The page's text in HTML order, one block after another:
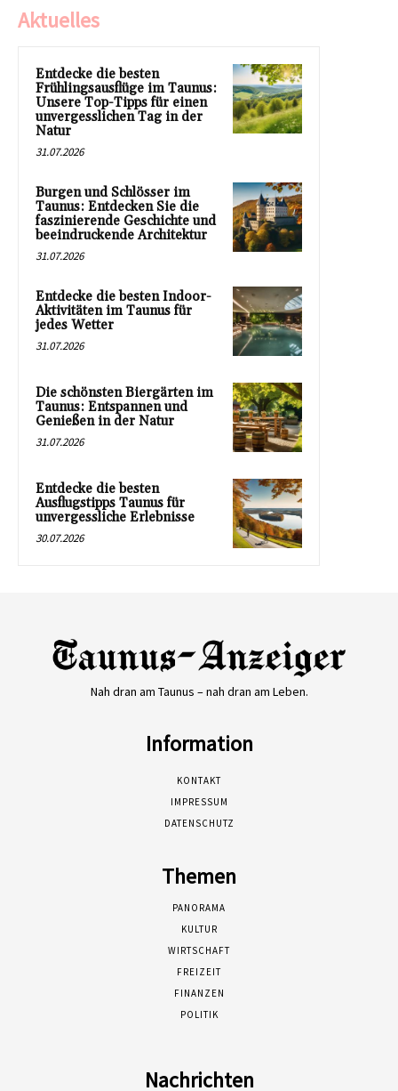
Aktuelles
Entdecke die besten
Frühlingsausflüge im Taunus:
Unsere Top-Tipps für einen
unvergesslichen Tag in der
Natur
31.07.2026
Burgen und Schlösser im
Taunus: Entdecken Sie die
faszinierende Geschichte und
beeindruckende Architektur
31.07.2026
Entdecke die besten Indoor-
Aktivitäten im Taunus für
jedes Wetter
31.07.2026
Die schönsten Biergärten im
Taunus: Entspannen und
Genießen in der Natur
31.07.2026
Entdecke die besten
Ausflugstipps Taunus für
unvergessliche Erlebnisse
30.07.2026
Nah dran am Taunus – nah dran am Leben.
Information
KONTAKT
IMPRESSUM
DATENSCHUTZ
Themen
PANORAMA
KULTUR
WIRTSCHAFT
FREIZEIT
FINANZEN
POLITIK
Nachrichten